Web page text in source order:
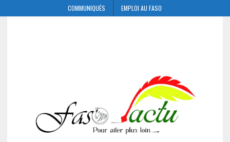
COMMUNIQUÉS EMPLOI AU FASO